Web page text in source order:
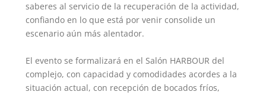
saberes al servicio de la recuperación de la actividad,
confiando en lo que está por venir consolide un
escenario aún más alentador.
El evento se formalizará en el Salón HARBOUR del
complejo, con capacidad y comodidades acordes a la
situación actual, con recepción de bocados fríos,